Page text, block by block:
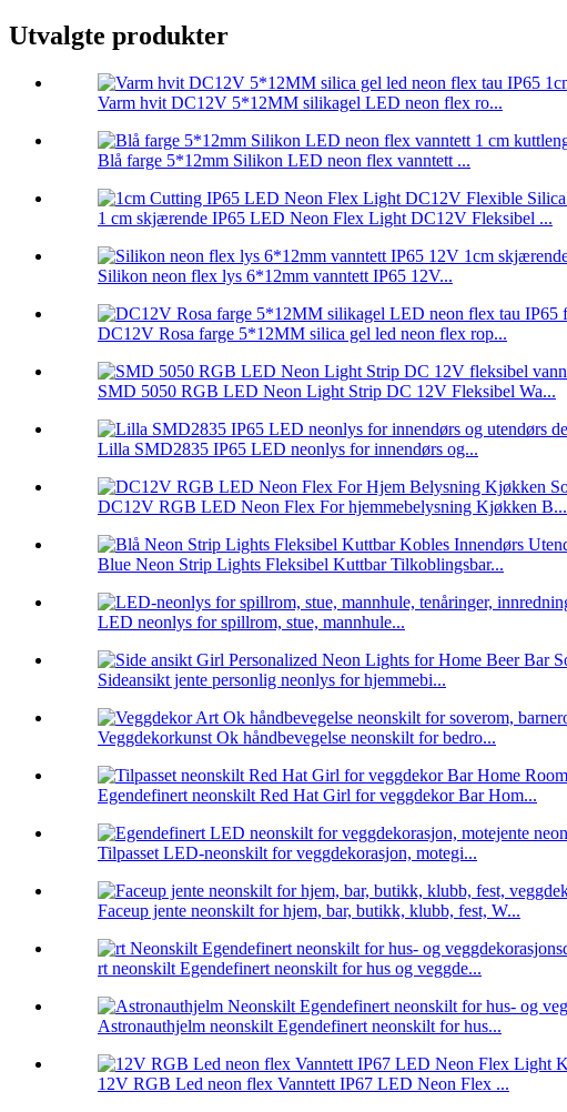
Utvalgte produkter
Varm hvit DC12V 5*12MM silikagel LED neon flex ro...
Blå farge 5*12mm Silikon LED neon flex vanntett ...
1 cm skjærende IP65 LED Neon Flex Light DC12V Fleksibel ...
Silikon neon flex lys 6*12mm vanntett IP65 12V...
DC12V Rosa farge 5*12MM silica gel led neon flex rop...
SMD 5050 RGB LED Neon Light Strip DC 12V Fleksibel Wa...
Lilla SMD2835 IP65 LED neonlys for innendørs og...
DC12V RGB LED Neon Flex For hjemmebelysning Kjøkken B...
Blue Neon Strip Lights Fleksibel Kuttbar Tilkoblingsbar...
LED neonlys for spillrom, stue, mannhule...
Sideansikt jente personlig neonlys for hjemmebi...
Veggdekorkunst Ok håndbevegelse neonskilt for bedro...
Egendefinert neonskilt Red Hat Girl for veggdekor Bar Hom...
Tilpasset LED-neonskilt for veggdekorasjon, motegi...
Faceup jente neonskilt for hjem, bar, butikk, klubb, fest, W...
rt neonskilt Egendefinert neonskilt for hus og veggde...
Astronauthjelm neonskilt Egendefinert neonskilt for hus...
12V RGB Led neon flex Vanntett IP67 LED Neon Flex ...